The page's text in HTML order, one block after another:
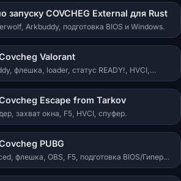
F1.
запуску COVCHEG External для Rust
Arkbuddy, подготовка BIOS и Windows.
Valorant
флешка, loader, статус READY!, HVCI,
Escape from Tarkov
захват окна, F5, HVCI, спуфер.
PUBG
флешка, OBS, F5, подготовка BIOS/Гипер-